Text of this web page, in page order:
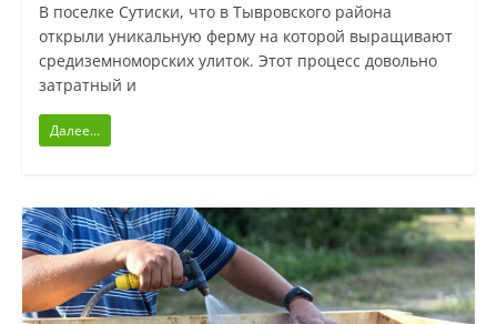
В поселке Сутиски, что в Тывровского района
открыли уникальную ферму на которой выращивают
средиземноморских улиток. Этот процесс довольно
затратный и
Далее...